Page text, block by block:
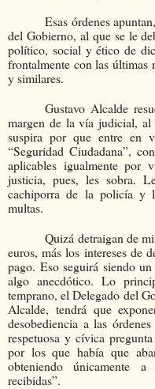
Esas órdenes
del Gobierno, al que se le
político, social y ético de
frontalmente con las últimas
y similares.
Gustavo Alcalde
margen de la vía judicial,
suspira por que entre en
“Seguridad Ciudadana”,
aplicables igualmente por
justicia, pues, les sobra.
cachiporra de la policía y
multas.
Quizá detraigan de
euros, más los intereses de
pago. Eso seguirá siendo
algo anecdótico. Lo
temprano, el Delegado del
Alcalde, tendrá que
desobediencia a las
respetuosa y cívica
por los que había que
obteniendo únicamente a
recibidas”.